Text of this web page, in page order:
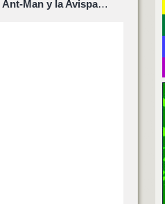
Ant-Man y la Avispa…